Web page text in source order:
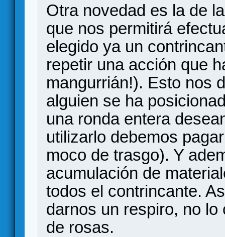
Otra novedad es la de
que nos permitirá
elegido ya un
repetir una acción que
mangurrián!). Esto nos
alguien se ha
una ronda entera
utilizarlo debemos
moco de trasgo). Y
acumulación de
todos el contrincante.
darnos un respiro, no
de rosas.